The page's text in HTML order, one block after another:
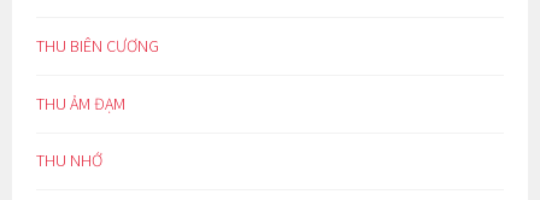
THU BIÊN CƯƠNG
THU ẢM ĐẠM
THU NHỚ